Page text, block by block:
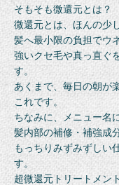
そもそも微還元とは？
微還元とは、ほんの少
髪へ最小限の負担でウ
強いクセ毛や真っ直ぐ
す。
あくまで、毎日の朝が
これです。
ちなみに、メニュー名
髪内部の補修・補強成
もっちりみずみずしい
す。
超微還元トリートメン